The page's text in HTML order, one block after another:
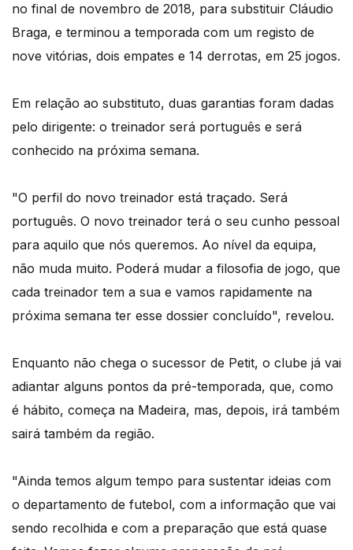
no final de novembro de 2018, para substituir Cláudio
Braga, e terminou a temporada com um registo de
nove vitórias, dois empates e 14 derrotas, em 25 jogos.
Em relação ao substituto, duas garantias foram dadas
pelo dirigente: o treinador será português e será
conhecido na próxima semana.
"O perfil do novo treinador está traçado. Será
português. O novo treinador terá o seu cunho pessoal
para aquilo que nós queremos. Ao nível da equipa,
não muda muito. Poderá mudar a filosofia de jogo, que
cada treinador tem a sua e vamos rapidamente na
próxima semana ter esse dossier concluído", revelou.
Enquanto não chega o sucessor de Petit, o clube já vai
adiantar alguns pontos da pré-temporada, que, como
é hábito, começa na Madeira, mas, depois, irá também
sairá também da região.
"Ainda temos algum tempo para sustentar ideias com
o departamento de futebol, com a informação que vai
sendo recolhida e com a preparação que está quase